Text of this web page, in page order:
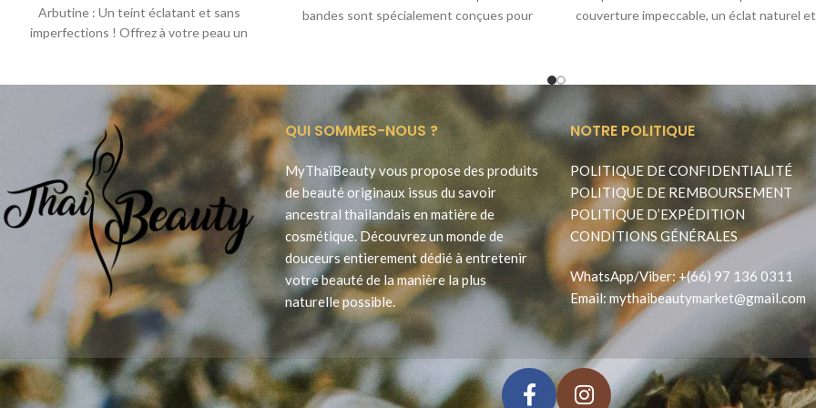
Arbutine : Un teint éclatant et sans
imperfections ! Offrez à votre peau un
bandes sont spécialement conçues pour
couverture impeccable, un éclat naturel et
QUI SOMMES-NOUS ?
MyThaïBeauty vous propose des produits
de beauté originaux issus du savoir
ancestral thailandais en matière de
cosmétique. Découvrez un monde de
douceurs entierement dédié à entretenir
votre beauté de la manière la plus
naturelle possible.
NOTRE POLITIQUE
POLITIQUE DE CONFIDENTIALITÉ
POLITIQUE DE REMBOURSEMENT
POLITIQUE D’EXPÉDITION
CONDITIONS GÉNÉRALES
WhatsApp/Viber: +(66) 97 136 0311
Email: mythaibeautymarket@gmail.com